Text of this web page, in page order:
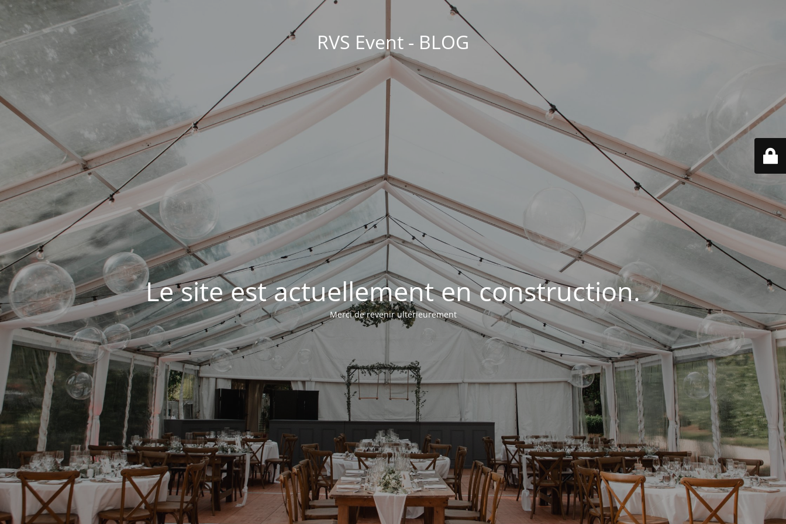
RVS Event - BLOG
Le site est actuellement en construction.
Merci de revenir ultérieurement